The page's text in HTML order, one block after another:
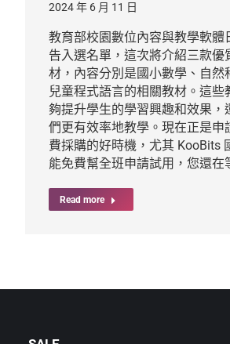
2024 年 6 月 11 日
教育部校園數位內容與教學軟體
告入選名單，這次將介紹三款優
材，內容分別是國小數學、自然
兒童程式語言的相關教材。這些
夠提升學生的學習興趣和效果，
們更有效率地教學。現在正是申
費採購的好時機，尤其 KooBits
能免費幫全班申請試用，您還在
Read more